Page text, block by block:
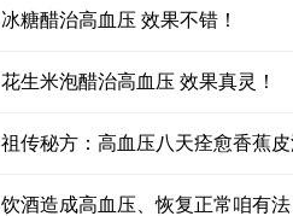
冰糖醋治高血压 效果不错！
花生米泡醋治高血压 效果真灵！
祖传秘方：高血压八天痊愈香蕉
饮酒造成高血压、恢复正常咱有